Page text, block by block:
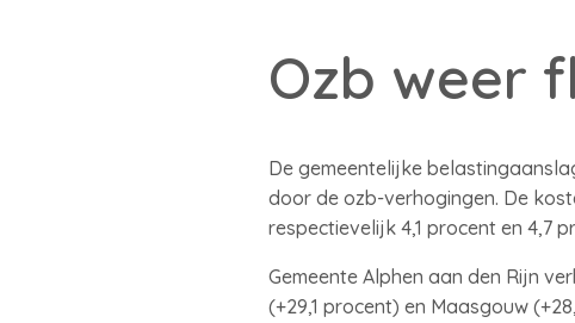
Ozb weer
De gemeentelijke
door de ozb-verhogingen. De
respectievelijk 4,1 procent en 4,7
Gemeente Alphen aan den Rijn
(+29,1 procent) en Maasgouw